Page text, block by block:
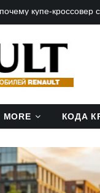
купе-кроссовер
MORE КОДА